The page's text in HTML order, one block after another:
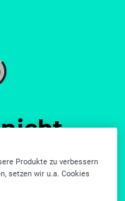
Firmensuche.
Produkte zu verbessern
setzen wir u.a. Cookies